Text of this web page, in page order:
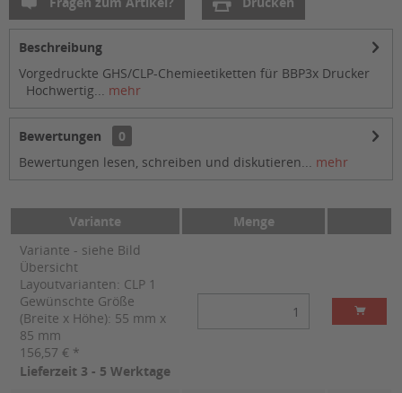
Beschreibung
Vorgedruckte GHS/CLP-Chemieetiketten für BBP3x Drucker
Hochwertig... mehr
Bewertungen
0
Bewertungen lesen, schreiben und diskutieren... mehr
Variante
Menge
Variante - siehe Bild
Übersicht
Layoutvarianten: CLP 1
Gewünschte Größe
(Breite x Höhe): 55 mm x
85 mm
156,57 € *
Lieferzeit 3 - 5 Werktage